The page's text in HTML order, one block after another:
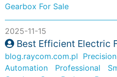
Gearbox For Sale
2025-11-15
Best Efficient Electric
blog.raycom.com.pl
Automation
Professional